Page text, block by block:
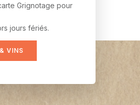
Grignotage pour
jours fériés.
VINS